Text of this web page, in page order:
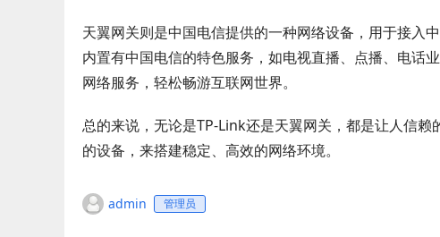
天翼网关则是中国电信提供的一种网络设备，用于接入
内置有中国电信的特色服务，如电视直播、点播、电话
网络服务，轻松畅游互联网世界。
总的来说，无论是TP-Link还是天翼网关，都是让人信
的设备，来搭建稳定、高效的网络环境。
admin 管理员